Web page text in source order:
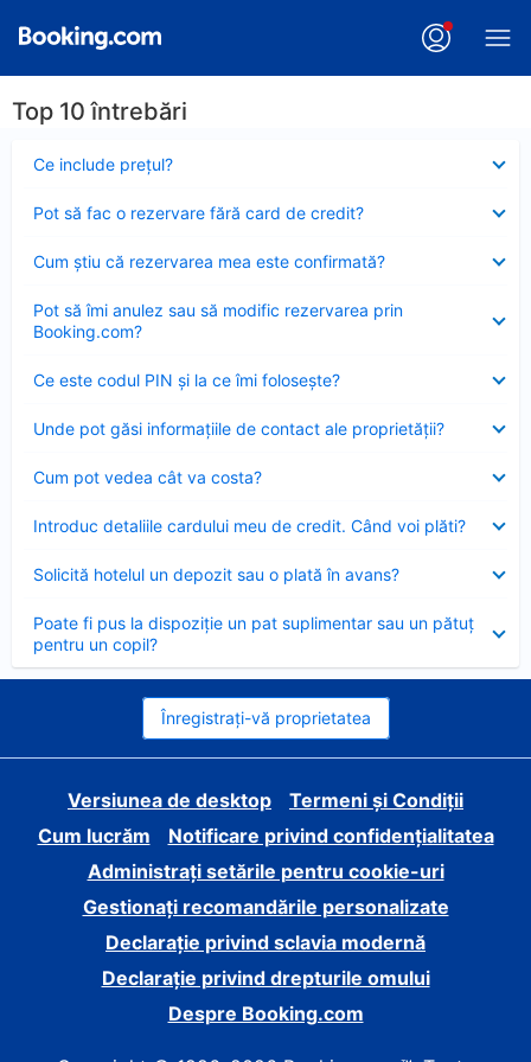
Top 10 întrebări
Ce include preţul?
închis
Pot să fac o rezervare fără card de credit?
închis
Cum ştiu că rezervarea mea este confirmată?
închis
Pot să îmi anulez sau să modific rezervarea prin
Booking.com?
închis
Ce este codul PIN şi la ce îmi foloseşte?
închis
Unde pot găsi informațiile de contact ale proprietății?
închis
Cum pot vedea cât va costa?
închis
Introduc detaliile cardului meu de credit. Când voi plăti?
închis
Solicită hotelul un depozit sau o plată în avans?
închis
Poate fi pus la dispoziție un pat suplimentar sau un pătuț
pentru un copil?
închis
Înregistrați-vă proprietatea
Versiunea de desktop
Termeni și Condiții
Cum lucrăm
Notificare privind confidențialitatea
Administrați setările pentru cookie-uri
Gestionați recomandările personalizate
Declarație privind sclavia modernă
Declarație privind drepturile omului
Despre Booking.com